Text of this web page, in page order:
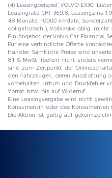
(4) Leasingbeispiel: VOLVO EX30,
Leasingrate CHF 369.8, Leasingzins
48 Monate, 10000 km/Jahr,
obligatorisch ), Vollkasko oblig. (nicht
Ein Angebot der Volvo Car Financial
Für eine verbindliche Offerte
Händler. Sämtliche Preise sind
8,1 % MwSt. (sofern nicht anders
sind zum Zeitpunkt der
den Fahrzeugen, deren Ausstattung
vorbehalten. Irrtum und Druckfehler
Vorrat bzw. bis auf Widerruf.
Eine Leasingvergabe wird nicht
Konsumentin oder des Konsumenten
Die Aktion ist gültig auf